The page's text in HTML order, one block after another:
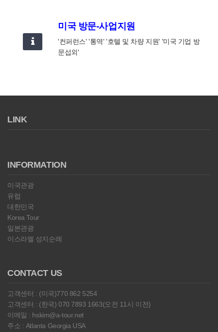
미국 방문-사업지원
'컨퍼런스' '통역' '호텔 및 차량 지원' '미국 기업 방
문섭외'
LINK
INFORMATION
미국관광
유럽
대한민국
Korea Tour
일본관광
이스라엘 성지순례
CONTACT US
고객센터 : (미국)770 862 5254
고객센터 : (한국) 070 7893 1663(오전 11시 이전)
이메일 : hskim@a-tour.net
주소 : Atlanta Georgia USA